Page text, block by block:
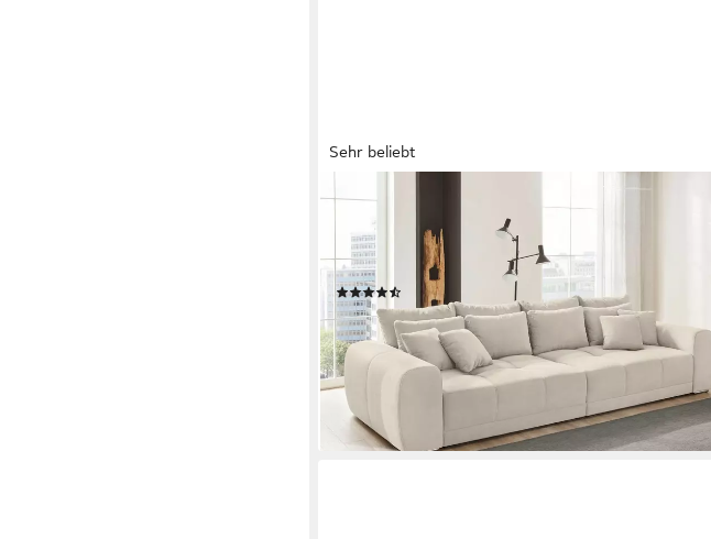
Sehr beliebt
JOCKENHÖFER GRUPPE
Big-Sofa Moldau, B. 306 cm, mit Federkernpolsterung,
Liegefläche 120x240 cm, Mega-Sofa im XXL-Format,
Federkern, 12 Kissen
(893)
999,99 € UVP1.299,99 €
-23%
lieferbar in 4 Wochen
+6